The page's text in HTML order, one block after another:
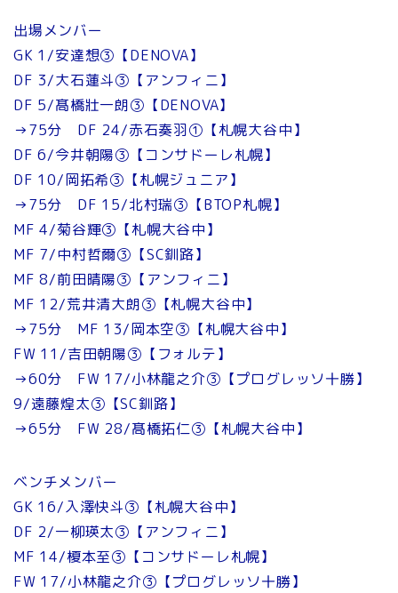
出場メンバー
GK 1/安達想③【DENOVA】
DF 3/大石蓮斗③【アンフィニ】
DF 5/髙橋壯一朗③【DENOVA】
→75分 DF 24/赤石奏羽①【札幌大谷中】
DF 6/今井朝陽③【コンサドーレ札幌】
DF 10/岡拓希③【札幌ジュニア】
→75分 DF 15/北村瑞③【BTOP札幌】
MF 4/菊谷輝③【札幌大谷中】
MF 7/中村哲爾③【SC釧路】
MF 8/前田晴陽③【アンフィニ】
MF 12/荒井清大朗③【札幌大谷中】
→75分 MF 13/岡本空③【札幌大谷中】
FW 11/吉田朝陽③【フォルテ】
→60分 FW 17/小林龍之介③【プログレッソ十勝】
9/遠藤煌太③【SC釧路】
→65分 FW 28/髙橋拓仁③【札幌大谷中】
ベンチメンバー
GK 16/入澤快斗③【札幌大谷中】
DF 2/一柳瑛太③【アンフィニ】
MF 14/榎本至③【コンサドーレ札幌】
FW 17/小林龍之介③【プログレッソ十勝】